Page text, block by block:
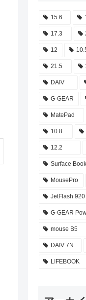
15.6
17.3
12
21.5
DAIV
G-GEAR
MatePad
10.8
12.2
Surface
MousePro
JetFlash 920
G-GEAR
mouse B5
DAIV 7N
LIFEBOOK